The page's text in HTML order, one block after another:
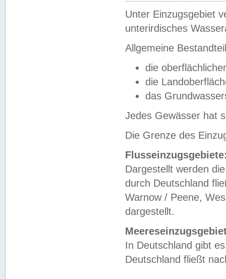
Unter Einzugsgebiet
unterirdisches
Allgemeine
die
die
das
Jedes Gewässer hat
Die Grenze des
Dargestellt werden
durch Deutschland
Warnow / Peene,
dargestellt.
In Deutschland gibt
Deutschland fließt